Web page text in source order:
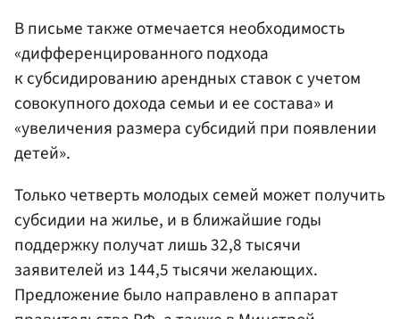
В письме также отмечается необходимость
«дифференцированного подхода
к субсидированию арендных ставок с учетом
совокупного дохода семьи и ее состава» и
«увеличения размера субсидий при появлении
детей».
Только четверть молодых семей может получить
субсидии на жилье, и в ближайшие годы
поддержку получат лишь 32,8 тысячи
заявителей из 144,5 тысячи желающих.
Предложение было направлено в аппарат